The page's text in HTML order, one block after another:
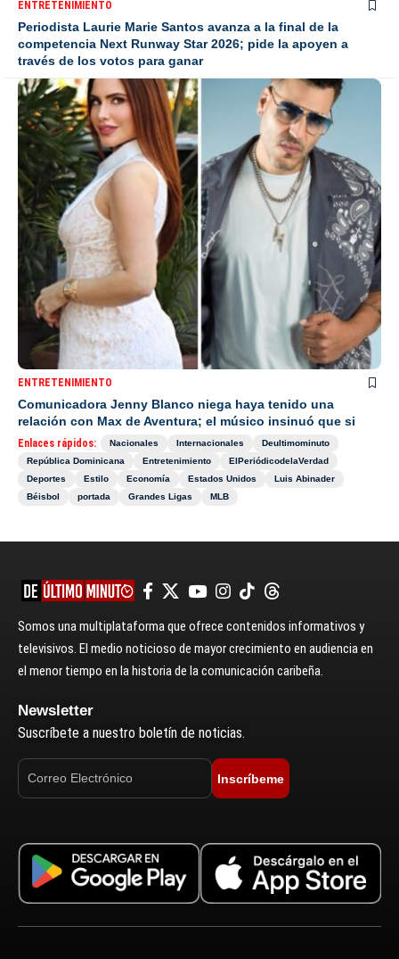
ENTRETENIMIENTO
Periodista Laurie Marie Santos avanza a la final de la
competencia Next Runway Star 2026; pide la apoyen a
través de los votos para ganar
ENTRETENIMIENTO
Comunicadora Jenny Blanco niega haya tenido una
relación con Max de Aventura; el músico insinuó que si
Enlaces rápidos: Nacionales Internacionales
Deultimominuto
República Dominicana
Entretenimiento
ElPeriódicodelaVerdad
Deportes
Estilo Economía Estados Unidos
Luis Abinader
Béisbol
portada Grandes Ligas MLB
Somos una multiplataforma que ofrece contenidos informativos y
televisivos. El medio noticioso de mayor crecimiento en audiencia en
el menor tiempo en la historia de la comunicación caribeña.
Newsletter
Suscríbete a nuestro boletín de noticias.
Inscríbeme